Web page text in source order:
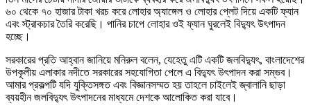
৬০ থেকে ৭০ হাজার টাকা খরচ করে লোহার অ্যাঙ্গেল ও লোহার প্লেট দিয়ে একটি ফ্যান
এবং স্ট্রাকচার তৈরি করেছি। পানির চাপে লোহার ওই ফ্যান ঘুরলেই বিদ্যুৎ উৎপাদন
হচ্ছে।
সরকারের প্রতি আহ্বান জানিয়ে মনিরুল বলেন, যেহেতু এটি একটি জলবিদ্যুৎ, বাংলাদেশের
উপকূলীয় এলাকার নদীতে সরকারের সহযোগিতা পেলে এ বিদ্যুৎ উৎপাদন করা সম্ভব।
আমার প্রকল্পটি যদি যুক্তিসঙ্গত এবং বিজ্ঞানসম্মত হয় তাহলে চাইলেই জ্বালানি ছাড়া
ব্যয়হীন জলবিদ্যুৎ উৎপাদনের মাধ্যমে দেশকে আলোকিত করা যাবে।